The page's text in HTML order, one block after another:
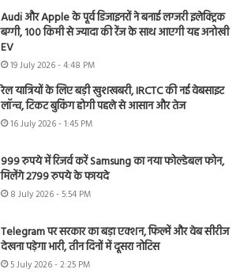
Audi और Apple के पूर्व डिजाइनरों ने बनाई लग्जरी इलेक्ट्रिक
बग्गी, 100 किमी से ज्यादा की रेंज के साथ आएगी यह अनोखी
EV
19 July 2026 - 4:48 PM
रेल यात्रियों के लिए बड़ी खुशखबरी, IRCTC की नई वेबसाइट
लॉन्च, टिकट बुकिंग होगी पहले से आसान और तेज
16 July 2026 - 1:45 PM
999 रुपये में रिजर्व करें Samsung का नया फोल्डेबल फोन,
मिलेंगे 2799 रुपये के फायदे
8 July 2026 - 5:54 PM
Telegram पर सरकार का बड़ा एक्शन, फिल्में और वेब सीरीज
देखना पड़ेगा भारी, तीन दिनों में दूसरा नोटिस
5 July 2026 - 2:25 PM